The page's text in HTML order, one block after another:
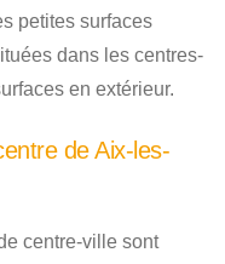
petites surfaces
dans les centres-
en extérieur.
de Aix-les-
centre-ville sont